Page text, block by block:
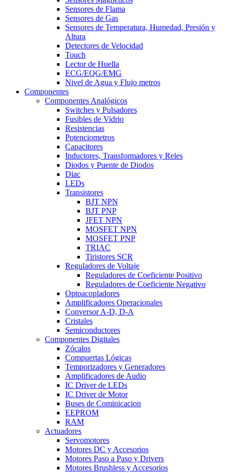
Sensores de Flama
Sensores de Gas
Sensores de Temperatura, Humedad, Presión y
Altura
Detectores de Velocidad
Touch
Lector de Huella
ECG/EQG/EMG
Nivel de Agua y Flujo metros
Componentes
Componentes Analógicos
Switches y Pulsadores
Fusibles de Vidrio
Resistencias
Potenciometros
Capacitores
Inductores, Transformadores y Reles
Diodos y Puente de Diodos
Diac
LEDs
Transistores
BJT NPN
BJT PNP
JFET NPN
MOSFET NPN
MOSFET PNP
TRIAC
Tiristores SCR
Reguladores de Voltaje
Reguladores de Coeficiente Positivo
Reguladores de Coeficiente Negativo
Optoacopladores
Amplificadores Operacionales
Conversor A-D, D-A
Cristales
Semiconductores
Componentes Digitales
Zócalos
Compuertas Lógicas
Temporizadores y Generadores
Amplificadores de Audio
IC Driver de LEDs
IC Driver de Motor
Buses de Cominicacion
EEPROM
RAM
Actuadores
Servomotores
Motores DC y Accesorios
Motores Paso a Paso y Drivers
Motores Brushless y Accesorios